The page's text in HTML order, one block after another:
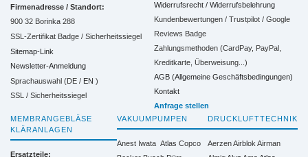
Firmenadresse / Standort:
900 32 Borinka 288
SSL-Zertifikat Badge / Sicherheitssiegel
Sitemap-Link
Newsletter-Anmeldung
Sprachauswahl (DE / EN )
SSL / Sicherheitssiegel
Widerrufsrecht / Widerrufsbelehrung
Kundenbewertungen / Trustpilot / Google
Reviews Badge
Zahlungsmethoden (CardPay, PayPal,
Kreditkarte, Überweisung...)
AGB (Allgemeine Geschäftsbedingungen)
Kontakt
Anfrage stellen
MEMBRANGEBLÄSE
KLÄRANLAGEN
Ersatzteile:
VAKUUMPUMPEN
Anest Iwata Atlas Copco
DRUCKLUFTTECHNIK
AerzenAirblok Airman